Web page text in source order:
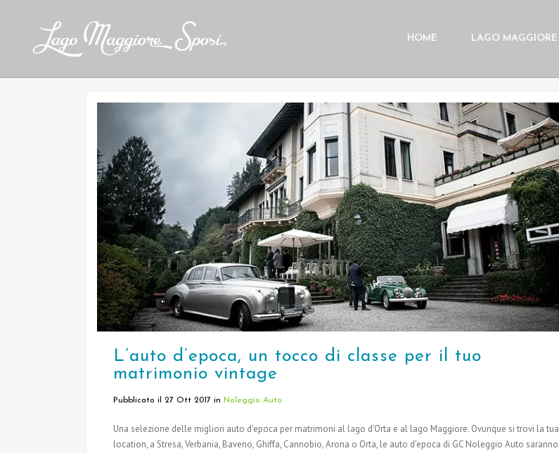
HOME LAGO MAGGIORE
L’auto d’epoca, un tocco di classe per il tuo
matrimonio vintage
Pubblicato il 27 Ott 2017 in Noleggio Auto
Una selezione delle migliori auto d’epoca per matrimoni al lago d’Orta e al lago Maggiore. Ovunque si trovi la tua
location, a Stresa, Verbania, Baveno, Ghiffa, Cannobio, Arona o Orta, le auto d’epoca di GC Noleggio Auto saranno